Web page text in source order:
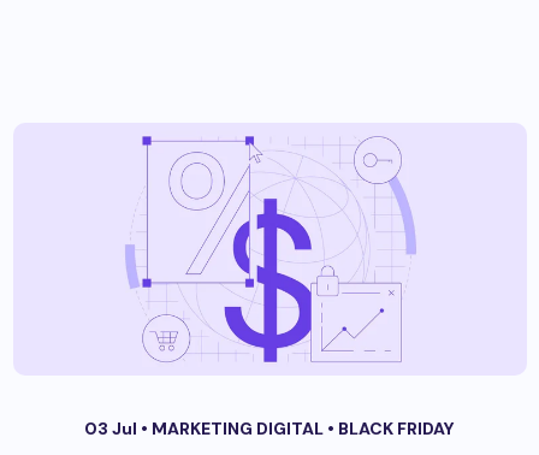
03 Jul • MARKETING DIGITAL • BLACK FRIDAY